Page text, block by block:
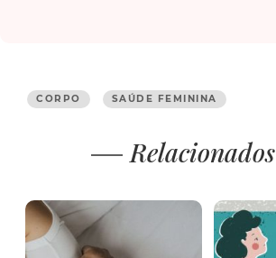
CORPO SAÚDE FEMININA
Relacionados